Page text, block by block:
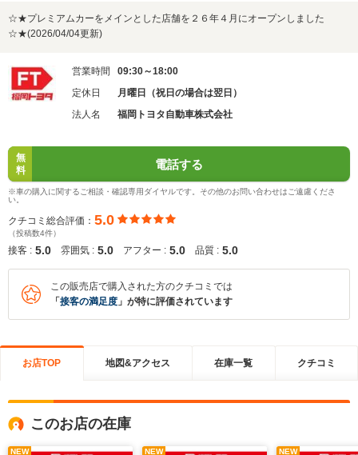
☆★プレミアムカーをメインとした店舗を２６年４月にオープンしました
☆★(2026/04/04更新)
営業時間
09:30～18:00
定休日
月曜日（祝日の場合は翌日）
法人名
福岡トヨタ自動車株式会社
無
料
電話する
※車の購入に関するご相談・確認専用ダイヤルです。その他のお問い合わせはご遠慮くださ
い。
クチコミ総合評価： 5.0
（投稿数4件）
接客 : 5.0 雰囲気 : 5.0 アフター : 5.0 品質 : 5.0
この販売店で購入された方のクチコミでは
「 接客の満足度 」が特に評価されています
お店TOP 地図&アクセス 在庫一覧 クチコミ
このお店の在庫
NEW NEW NEW